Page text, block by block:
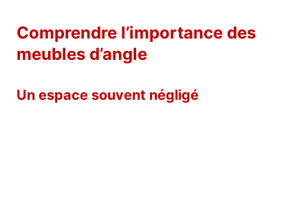
Comprendre l’importance des
meubles d’angle
Un espace souvent négligé